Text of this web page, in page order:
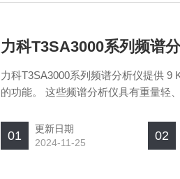
力科T3SA3000系列频谱
力科T3SA3000系列频谱分析仪提供 9
的功能。 这些频谱分析仪具有重量轻
发、教育、生产、维护和预合规测试。
01
更新日期
2024-11-25
02